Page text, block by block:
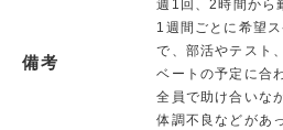
備考
週1回、2時間から
1週間ごとに希望
で、部活やテスト
ベートの予定に合
全員で助け合いな
体調不良などがあ